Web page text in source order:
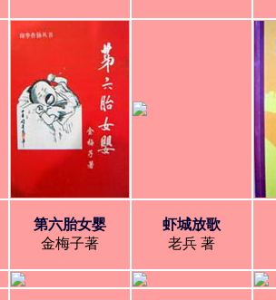
第六胎女婴
金梅子著
虾城放歌
老兵 著